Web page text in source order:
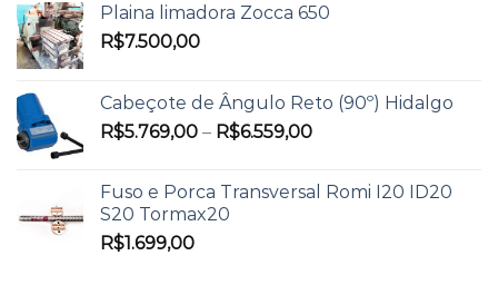
Plaina limadora Zocca 650
R$7.500,00
Cabeçote de Ângulo Reto (90º) Hidalgo
R$5.769,00 – R$6.559,00
Fuso e Porca Transversal Romi I20 ID20
S20 Tormax20
R$1.699,00